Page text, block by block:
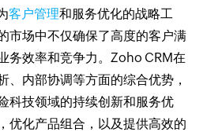
客户管理和服务优化的战略工
市场中不仅确保了高度的客户满
务效率和竞争力。Zoho CRM在
、内部协调等方面的综合优势，
科技领域的持续创新和服务优
优化产品组合，以及提供高效的